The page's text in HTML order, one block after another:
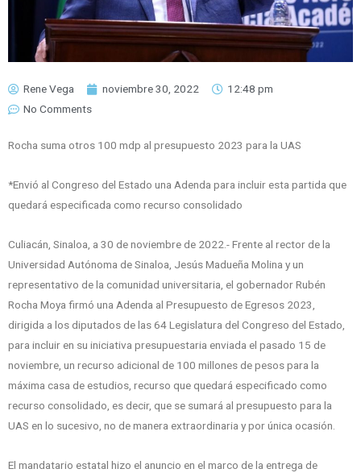
Rene Vega noviembre 30, 2022
12:48 pm
No Comments
Rocha suma otros 100 mdp al presupuesto 2023 para la UAS
*Envió al Congreso del Estado una Adenda para incluir esta partida que
quedará especificada como recurso consolidado
Culiacán, Sinaloa, a 30 de noviembre de 2022.- Frente al rector de la
Universidad Autónoma de Sinaloa, Jesús Madueña Molina y un
representativo de la comunidad universitaria, el gobernador Rubén
Rocha Moya firmó una Adenda al Presupuesto de Egresos 2023,
dirigida a los diputados de las 64 Legislatura del Congreso del Estado,
para incluir en su iniciativa presupuestaria enviada el pasado 15 de
noviembre, un recurso adicional de 100 millones de pesos para la
máxima casa de estudios, recurso que quedará especificado como
recurso consolidado, es decir, que se sumará al presupuesto para la
UAS en lo sucesivo, no de manera extraordinaria y por única ocasión.
El mandatario estatal hizo el anuncio en el marco de la entrega de